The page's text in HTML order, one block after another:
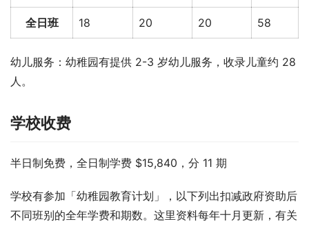
全日班 18 20 20 58
幼儿服务：幼稚园有提供 2-3 岁幼儿服务，收录儿童约 28
人。
学校收费
半日制免费，全日制学费 $15,840，分 11 期
学校有参加「幼稚园教育计划」，以下列出扣减政府资助后
不同班别的全年学费和期数。这里资料每年十月更新，有关